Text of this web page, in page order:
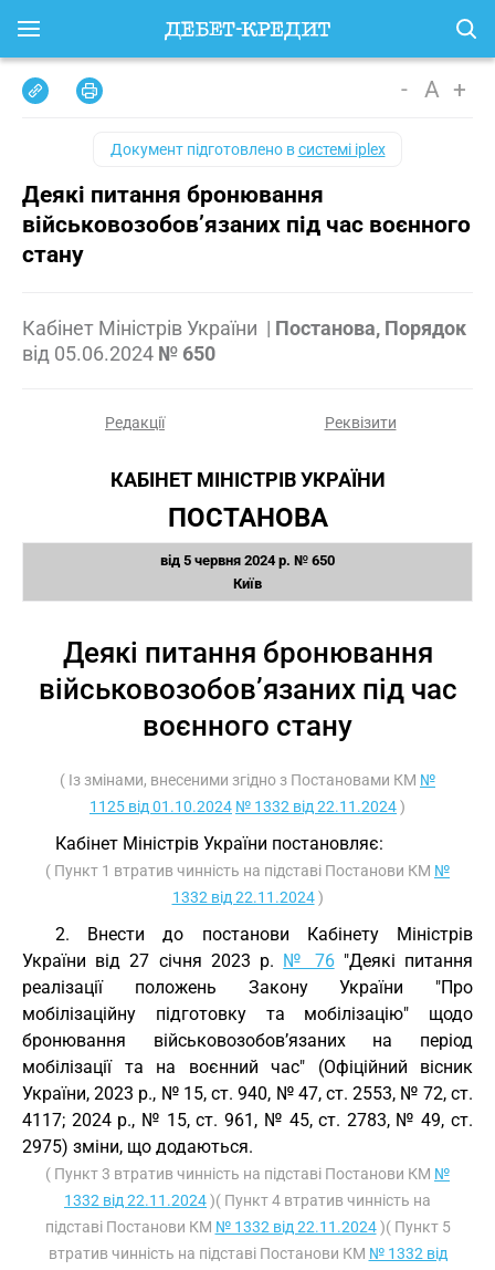
- A +
Документ підготовлено всистемі iplex
Деякі питання бронювання
військовозобов’язаних під час воєнного
стану
Кабінет Міністрів України | Постанова, Порядок
від 05.06.2024 № 650
Редакції Реквізити
КАБІНЕТ МІНІСТРІВ УКРАЇНИ
ПОСТАНОВА
від 5 червня 2024 р. № 650
Київ
Деякі питання бронювання
військовозобов’язаних під час
воєнного стану
( Із змінами, внесеними згідно з Постановами КМ №
1125 від 01.10.2024 № 1332 від 22.11.2024)
Кабінет Міністрів України постановляє:
( Пункт 1 втратив чинність на підставі Постанови КМ №
1332 від 22.11.2024)
2. Внести до постанови Кабінету Міністрів
України від 27 січня 2023 р. № 76"Деякі питання
реалізації положень Закону України "Про
мобілізаційну підготовку та мобілізацію" щодо
бронювання військовозобов’язаних на період
мобілізації та на воєнний час" (Офіційний вісник
України, 2023 р., № 15, ст. 940, № 47, ст. 2553, № 72, ст.
4117; 2024 р., № 15, ст. 961, № 45, ст. 2783, № 49, ст.
2975) зміни, що додаються.
( Пункт 3 втратив чинність на підставі Постанови КМ №
1332 від 22.11.2024)( Пункт 4 втратив чинність на
підставі Постанови КМ № 1332 від 22.11.2024)( Пункт 5
втратив чинність на підставі Постанови КМ № 1332 від